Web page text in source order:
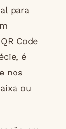
para
Code
é
nos
ou